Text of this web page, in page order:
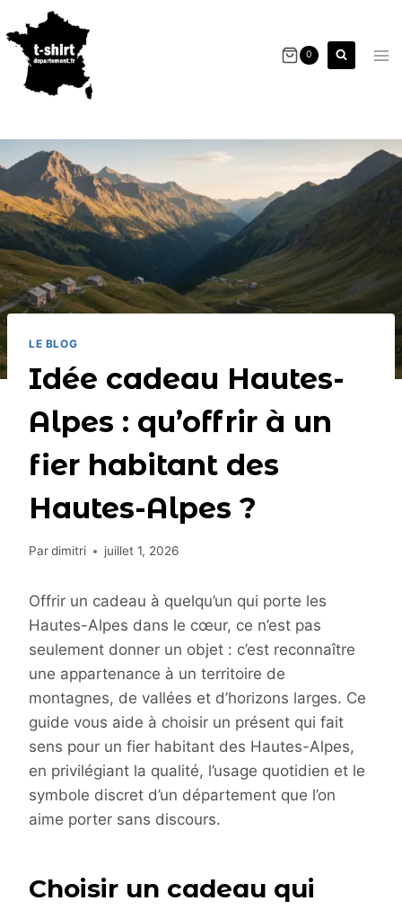
0
LE BLOG
Idée cadeau Hautes-
Alpes : qu’offrir à un
fier habitant des
Hautes-Alpes ?
Pardimitri juillet 1, 2026
Offrir un cadeau à quelqu’un qui porte les
Hautes-Alpes dans le cœur, ce n’est pas
seulement donner un objet : c’est reconnaître
une appartenance à un territoire de
montagnes, de vallées et d’horizons larges. Ce
guide vous aide à choisir un présent qui fait
sens pour un fier habitant des Hautes-Alpes,
en privilégiant la qualité, l’usage quotidien et le
symbole discret d’un département que l’on
aime porter sans discours.
Choisir un cadeau qui